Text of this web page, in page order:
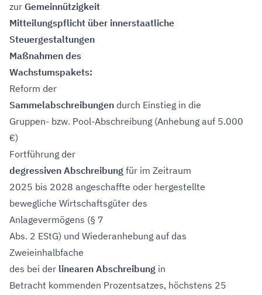
zur Gemeinnützigkeit
Mitteilungspflicht über innerstaatliche
Steuergestaltungen
Maßnahmen des
Wachstumspakets:
Reform der
Sammelabschreibungen durch Einstieg in die
Gruppen- bzw. Pool-Abschreibung (Anhebung auf 5.000
€)
Fortführung der
degressiven Abschreibung für im Zeitraum
2025 bis 2028 angeschaffte oder hergestellte
bewegliche Wirtschaftsgüter des
Anlagevermögens (§ 7
Abs. 2 EStG) und Wiederanhebung auf das
Zweieinhalbfache
des bei der linearen Abschreibung in
Betracht kommenden Prozentsatzes, höchstens 25